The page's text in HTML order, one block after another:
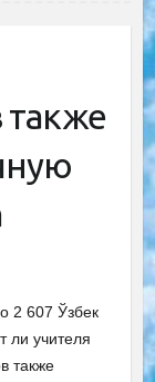
также
2 607 Ўзбек
ли учителя
также